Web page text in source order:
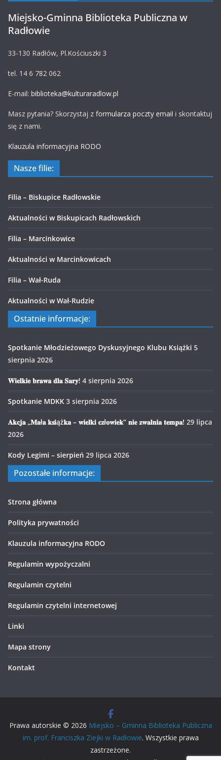
Miejsko-Gminna Biblioteka Publiczna w
Radłowie
33-130 Radłów, Pl.Kościuszki 3
tel. 14 6 782 062
E-mail: biblioteka@kulturaradlow.pl
Masz pytania? Skorzystaj z formularza poczty email i skontaktuj
się z nami.
Klauzula informacyjna RODO
Nasze filie:
Filia – Biskupice Radłowskie
Aktualności w Biskupicach Radłowskich
Filia – Marcinkowice
Aktualności w Marcinkowicach
Filia – Wał-Ruda
Aktualności w Wał-Rudzie
Ostatnie informacje:
Spotkanie Młodzieżowego Dyskusyjnego Klubu Książki 5
sierpnia 2026
𝐖𝐢𝐞𝐥𝐤𝐢𝐞 𝐛𝐫𝐚𝐰𝐚 𝐝𝐥𝐚 𝐒𝐚𝐫𝐲! 4 sierpnia 2026
Spotkanie MDKK 3 sierpnia 2026
𝐀𝐤𝐜𝐣𝐚 „𝐌𝐚ł𝐚 𝐤𝐬𝐢ąż𝐤𝐚 – 𝐰𝐢𝐞𝐥𝐤𝐢 𝐜𝐳ł𝐨𝐰𝐢𝐞𝐤” 𝐧𝐢𝐞 𝐳𝐰𝐚𝐥𝐧𝐢𝐚 𝐭𝐞𝐦𝐩𝐚! 29 lipca
2026
Kody Legimi – sierpień 29 lipca 2026
Pozostałe informacje:
Strona główna
Polityka prywatności
Klauzula informacyjna RODO
Regulamin wypożyczalni
Regulamin czytelni
Regulamin czytelni internetowej
Linki
Mapa strony
Kontakt
Prawa autorskie © 2026 Miejsko – Gminna Biblioteka Publiczna
im. prof. Franciszka Ziejki w Radłowie. Wszystkie prawa
zastrzeżone.